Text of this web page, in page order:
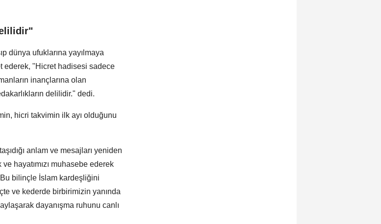
dünya ufuklarına yayılmaya
ederek, "Hicret hadisesi sadece
inançlarına olan
delilidir." dedi.
hicri takvimin ilk ayı olduğunu
anlam ve mesajları yeniden
hayatımızı muhasebe ederek
bilinçle İslam kardeşliğini
ve kederde birbirimizin yanında
dayanışma ruhunu canlı